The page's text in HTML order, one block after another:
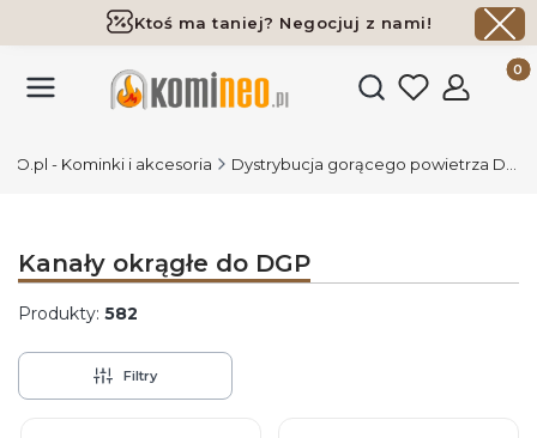
Ktoś ma taniej? Negocjuj z nami!
Darmowa dostawa już od 700 zł
Otwórz
- Kominki i akcesoria Dystrybucja gorącego powietrza DGP
Kanały okrągłe do DGP
Produkty: 582
Filtry